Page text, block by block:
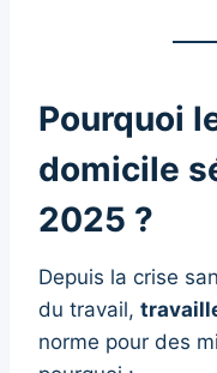
Pourquoi
domicile
2025 ?
Depuis la crise
du travail,
norme pour des